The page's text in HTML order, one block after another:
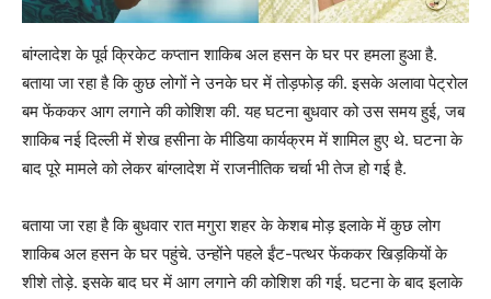
बांग्लादेश के पूर्व क्रिकेट कप्तान शाकिब अल हसन के घर पर हमला हुआ है.
बताया जा रहा है कि कुछ लोगों ने उनके घर में तोड़फोड़ की. इसके अलावा पेट्रोल
बम फेंककर आग लगाने की कोशिश की. यह घटना बुधवार को उस समय हुई, जब
शाकिब नई दिल्ली में शेख हसीना के मीडिया कार्यक्रम में शामिल हुए थे. घटना के
बाद पूरे मामले को लेकर बांग्लादेश में राजनीतिक चर्चा भी तेज हो गई है.
बताया जा रहा है कि बुधवार रात मगुरा शहर के केशब मोड़ इलाके में कुछ लोग
शाकिब अल हसन के घर पहुंचे. उन्होंने पहले ईंट-पत्थर फेंककर खिड़कियों के
शीशे तोड़े. इसके बाद घर में आग लगाने की कोशिश की गई. घटना के बाद इलाके